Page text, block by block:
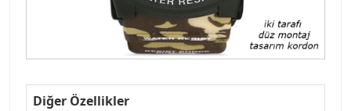
Diğer Özellikler